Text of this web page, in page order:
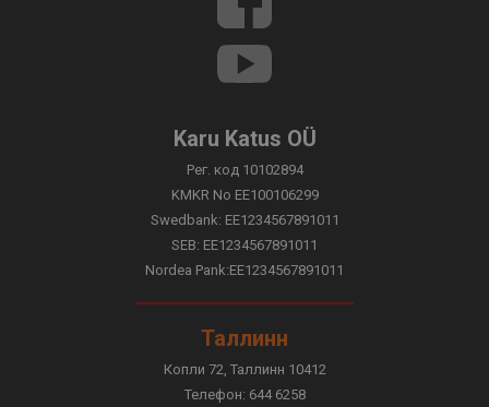
Karu Katus OÜ
Рег. код 10102894
KMKR No EE100106299
Swedbank: EE1234567891011
SEB: EE1234567891011
Nordea Pank:EE1234567891011
Таллинн
Копли 72, Таллинн 10412
Телефон: 644 6258